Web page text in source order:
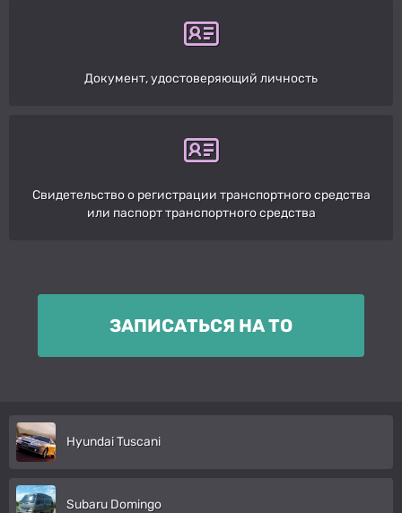
Документ, удостоверяющий личность
Свидетельство о регистрации транспортного средства
или паспорт транспортного средства
ЗАПИСАТЬСЯ НА ТО
Hyundai Tuscani
Subaru Domingo